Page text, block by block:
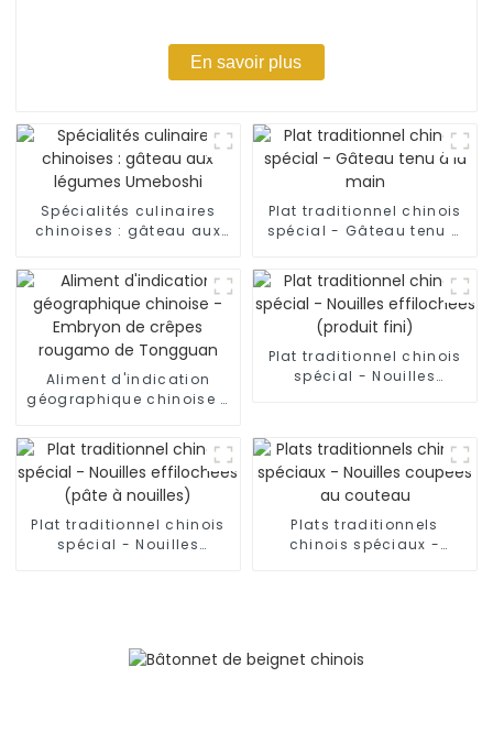
En savoir plus
Spécialités culinaires
chinoises : gâteau aux
Plat traditionnel chinois
spécial - Gâteau tenu à
Aliment d'indication
géographique chinoise -
rougamo de Tongguan
Plat traditionnel chinois
spécial - Nouilles
Plat traditionnel chinois
spécial - Nouilles
Plats traditionnels
chinois spéciaux -